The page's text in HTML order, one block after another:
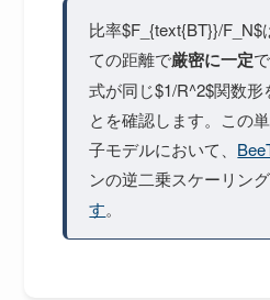
比率$F_{text{BT}}/
ての距離で厳密に一定
式が同じ$1/R^2$関数形
とを確認します。この
子モデルにおいて、
ンの逆二乗スケーリン
す。